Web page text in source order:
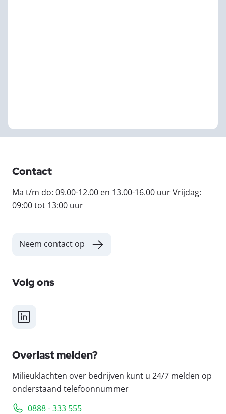
Contact
Ma t/m do: 09.00-12.00 en 13.00-16.00 uur Vrijdag:
09:00 tot 13:00 uur
Neem contact op
Volg ons
LinkedIn
Overlast melden?
Milieuklachten over bedrijven kunt u 24/7 melden op
onderstaand telefoonnummer
0888 - 333 555